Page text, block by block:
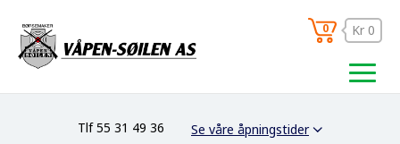
Tlf 55 31 49 36 Se våre åpningstider
0 Kr 0